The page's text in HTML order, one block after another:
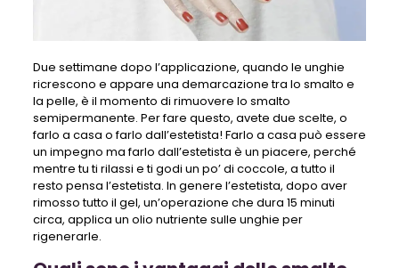
Due settimane dopo l’applicazione, quando le unghie
ricrescono e appare una demarcazione tra lo smalto e
la pelle, è il momento di rimuovere lo smalto
semipermanente. Per fare questo, avete due scelte, o
farlo a casa o farlo dall’estetista! Farlo a casa può essere
un impegno ma farlo dall’estetista è un piacere, perché
mentre tu ti rilassi e ti godi un po’ di coccole, a tutto il
resto pensa l’estetista. In genere l’estetista, dopo aver
rimosso tutto il gel, un’operazione che dura 15 minuti
circa, applica un olio nutriente sulle unghie per
rigenerarle.